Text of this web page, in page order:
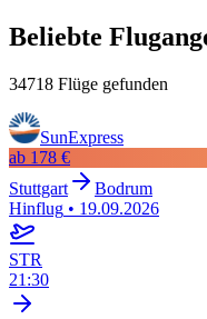
Beliebte
34718 Flüge gefunden
SunExpress
ab 178 €
Stuttgart
Bodrum
Hinflug • 19.09.2026
STR
21:30